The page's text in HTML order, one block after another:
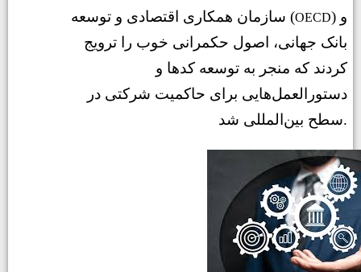
سازمان همکاری اقتصادی و توسعه (OECD) و
بانک جهانی، اصول حکمرانی خوب را ترویج
کردند که منجر به توسعه کدها و
دستورالعمل‌هایی برای حاکمیت شرکتی در
سطح بین‌المللی شد.